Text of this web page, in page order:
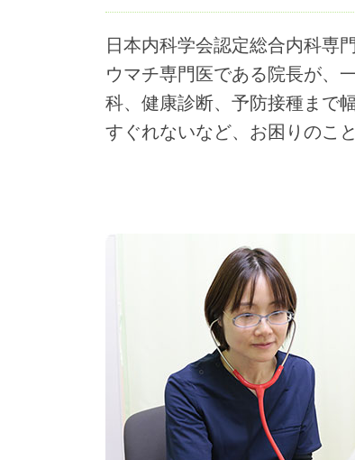
日本内科学会認定総合内科専
ウマチ専門医である院長が、
科、健康診断、予防接種まで
すぐれないなど、お困りのこ